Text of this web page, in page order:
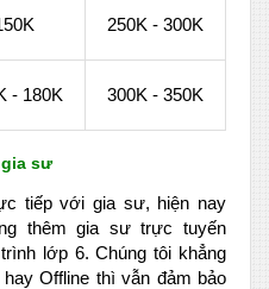
250K - 300K
- 180K 300K - 350K
sư
tiếp với gia sư, hiện nay
thêm gia sư trực tuyến
lớp 6. Chúng tôi khẳng
Offline thì vẫn đảm bảo